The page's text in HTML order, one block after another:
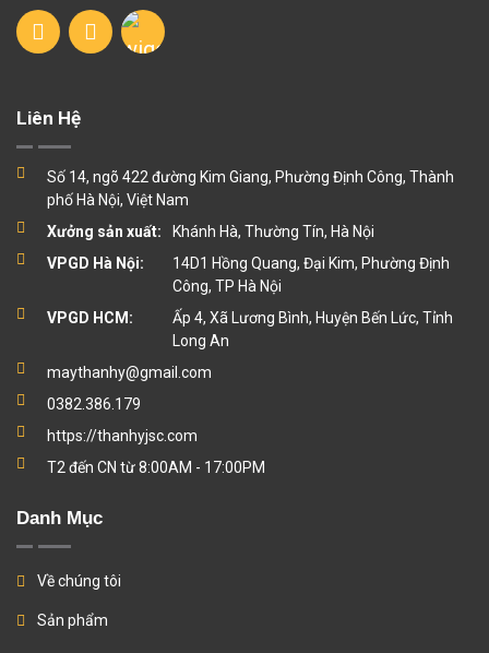
Liên Hệ
Số 14, ngõ 422 đường Kim Giang, Phường Định Công, Thành
phố Hà Nội, Việt Nam
Xưởng sản xuất:
Khánh Hà, Thường Tín, Hà Nội
VPGD Hà Nội:
14D1 Hồng Quang, Đại Kim, Phường Định
Công, TP Hà Nội
VPGD HCM:
Ấp 4, Xã Lương Bình, Huyện Bến Lức, Tỉnh
Long An
maythanhy@gmail.com
0382.386.179
https://thanhyjsc.com
T2 đến CN từ 8:00AM - 17:00PM
Danh Mục
Về chúng tôi
Sản phẩm